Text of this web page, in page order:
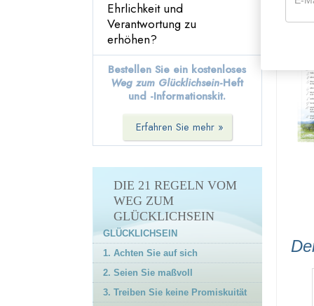
17. Seien Sie kompetent
18. Respektieren Sie die
anderer
19. Versuchen Sie, anderen
nicht etwas anzutun, was
Sie nicht selbst erfahren
20. Versuchen Sie, andere
so zu behandeln, wie Sie
Nachwort
Ehrlichkeit und
Verantwortung zu
erhöhen?
Bestellen Sie ein kostenloses
Weg zum Glücklichsein-Heft
und -Informationskit.
Erfahren Sie mehr »
DIE 21 REGELN VOM
WEG ZUM
GLÜCKLICHSEIN
GLÜCKLICHSEIN
1. Achten Sie auf sich
2. Seien Sie maßvoll
3. Treiben Sie keine Promiskuität